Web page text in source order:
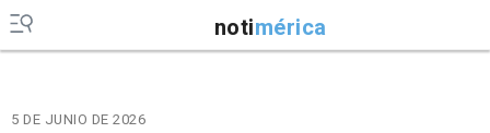
notimérica
5 DE JUNIO DE 2026